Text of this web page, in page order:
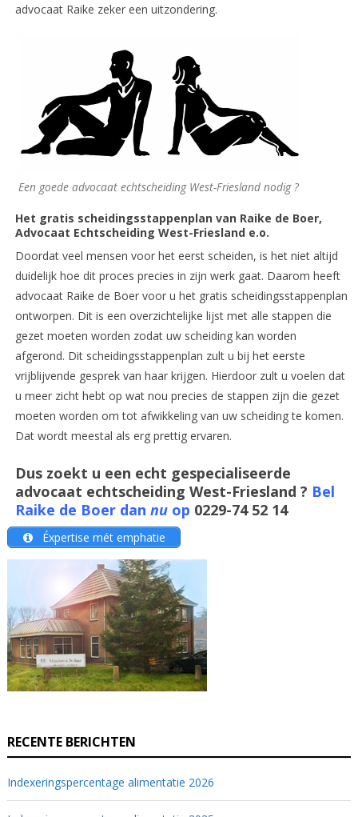
advocaat Raike zeker een uitzondering.
Een goede advocaat echtscheiding West-Friesland nodig ?
Het gratis scheidingsstappenplan van Raike de Boer,
Advocaat Echtscheiding West-Friesland e.o.
Doordat veel mensen voor het eerst scheiden, is het niet altijd
duidelijk hoe dit proces precies in zijn werk gaat. Daarom heeft
advocaat Raike de Boer voor u het gratis scheidingsstappenplan
ontworpen. Dit is een overzichtelijke lijst met alle stappen die
gezet moeten worden zodat uw scheiding kan worden
afgerond. Dit scheidingsstappenplan zult u bij het eerste
vrijblijvende gesprek van haar krijgen. Hierdoor zult u voelen dat
u meer zicht hebt op wat nou precies de stappen zijn die gezet
moeten worden om tot afwikkeling van uw scheiding te komen.
Dat wordt meestal als erg prettig ervaren.
Dus zoekt u een echt gespecialiseerde
advocaat echtscheiding West-Friesland ? Bel
Raike de Boer dan nuop 0229-74 52 14
Éxpertise mét emphatie
RECENTE BERICHTEN
Indexeringspercentage alimentatie 2026